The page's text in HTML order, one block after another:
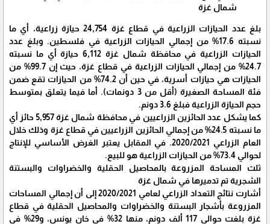
شمال غزة
بلغ عدد الحيازات الزراعية في قطاع غزة 24,754 حيازة زراعية، أي ما
نسبته 17.6% من إجمالي الحيازات الزراعية في فلسطين. وبلغ عدد
الحيازات الزراعية في محافظة شمال غزة 6,112 حيازة أي ما نسبته
24.7% من إجمالي الحيازات الزراعية في قطاع غزة، حيث إن 99.7% من
الحيازات هي حيازات أسرية، في حين أن 74.2% من الحيازات تقع ضمن
فئة المساحة الصغيرة (أقل من 3 دونمات). أما فيما يتعلق بمتوسط
حجم الحيازة الزراعية فبلغ 3.6 دونم.
كما يشكل عدد الحائزين الزراعيين في محافظة شمال غزة 5,957 حائز أي
ما نسبته 24.5% من إجمالي الحائزين الزراعيين في قطاع غزة وذلك خلال
العام الزراعي 2020/2021. في المقابل يعتبر الغرض الأساسي للإنتاج
لحوالي 73.4% من الحيازات الزراعية هو للبيع.
ثلث المساحة المزروعة بالمحاصيل الحقلية والخضراوات والبستنة
الشجرية تم تدميرها في شمال غزة
أشارت نتائج التعداد الزراعي لعامي 2020/2021 إلى أن إجمالي المساحات
المزروعة بأشجار البستنة والخضراوات والمحاصيل الحقلية في قطاع
غزة بلغت حوالي 117 ألف دونم، منها 32% في خان يونس، و29% في